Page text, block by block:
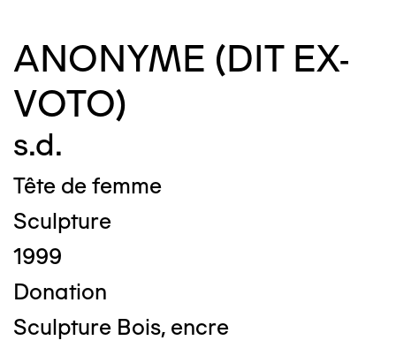
ANONYME (DIT EX-
VOTO)
s.d.
Tête de femme
Sculpture
1999
Donation
Sculpture Bois, encre